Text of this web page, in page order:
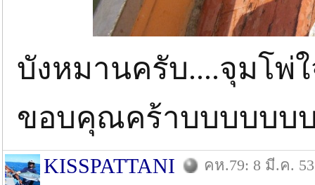
บังหมานครับ....จุมโพ่ใ
ขอบคุณคร้าบบบบบบ
KISSPATTANI คห.79: 8 มี.ค. 53